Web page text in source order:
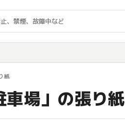
紙
車場」の張り紙